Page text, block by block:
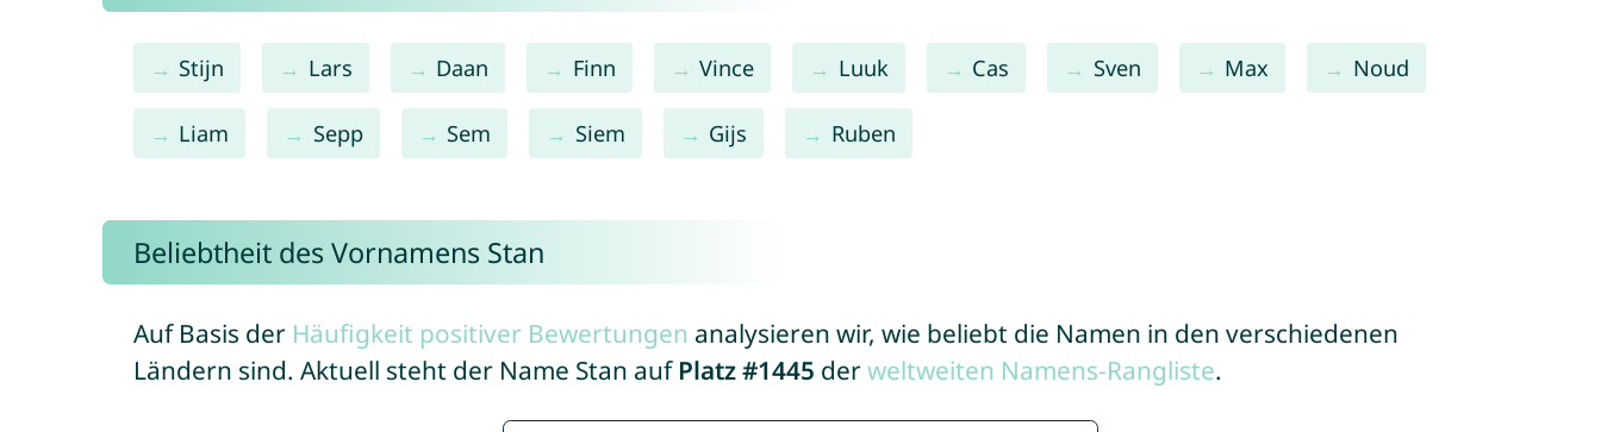
Stijn Lars Daan Finn Vince Luuk Cas Sven Max Noud
Liam Sepp Sem Siem Gijs Ruben
Beliebtheit des Vornamens Stan
Auf Basis der Häufigkeit positiver Bewertungen analysieren wir, wie beliebt die Namen in den verschiedenen
Ländern sind. Aktuell steht der Name Stan auf Platz #1445 derweltweiten Namens-Rangliste.